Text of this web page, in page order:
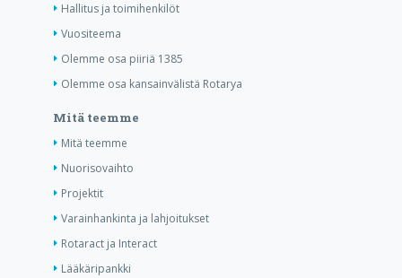
Hallitus ja toimihenkilöt
Vuositeema
Olemme osa piiriä 1385
Olemme osa kansainvälistä Rotarya
Mitä teemme
Mitä teemme
Nuorisovaihto
Projektit
Varainhankinta ja lahjoitukset
Rotaract ja Interact
Lääkäripankki